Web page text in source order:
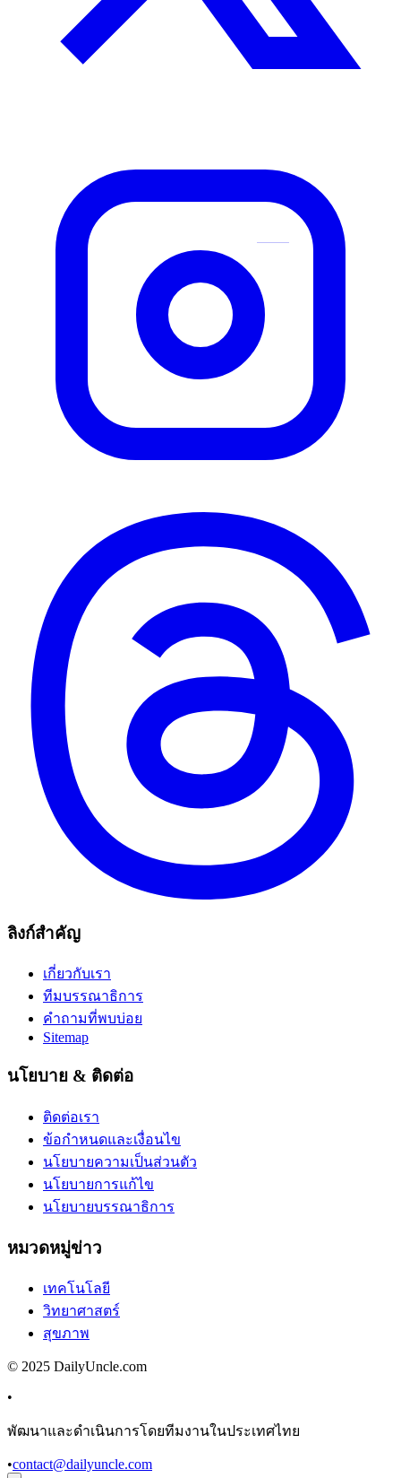
ลิงก์สำคัญ
เกี่ยวกับเรา
ทีมบรรณาธิการ
คำถามที่พบบ่อย
Sitemap
นโยบาย & ติดต่อ
ติดต่อเรา
ข้อกำหนดและเงื่อนไข
นโยบายความเป็นส่วนตัว
นโยบายการแก้ไข
นโยบายบรรณาธิการ
หมวดหมู่ข่าว
เทคโนโลยี
วิทยาศาสตร์
สุขภาพ
© 2025 DailyUncle.com
•
พัฒนาและดำเนินการโดยทีมงานในประเทศไทย
•contact@dailyuncle.com